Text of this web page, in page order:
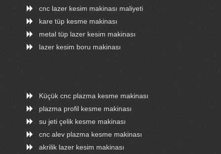
cnc lazer kesim makinası maliyeti
kare tüp kesme makinası
metal tüp lazer kesim makinası
lazer kesim boru makinası
Küçük cnc plazma kesme makinası
plazma profil kesme makinası
su jeti çelik kesme makinası
cnc alev plazma kesme makinası
akrilik lazer kesim makinası